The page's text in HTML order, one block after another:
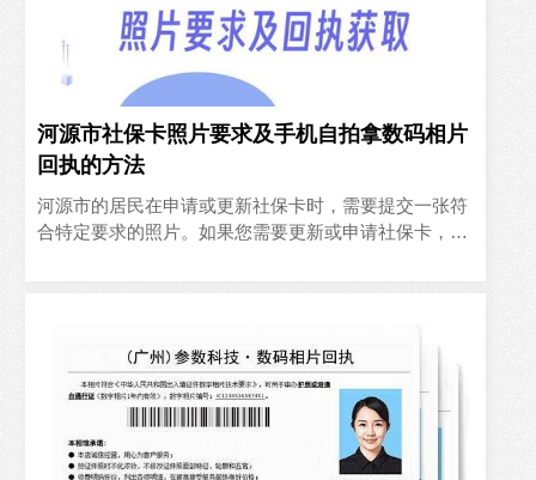
河源市社保卡照片要求及手机自拍拿数码相片
回执的方法
河源市的居民在申请或更新社保卡时，需要提交一张符
合特定要求的照片。如果您需要更新或申请社保卡，本